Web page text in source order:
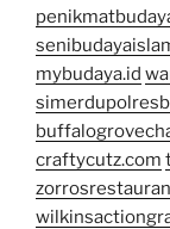
mybudaya.id
craftycutz.com